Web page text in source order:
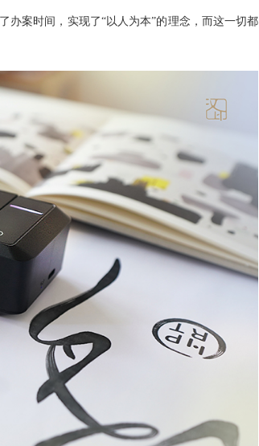
办案时间，实现了“以人为本”的理念，而这一切都